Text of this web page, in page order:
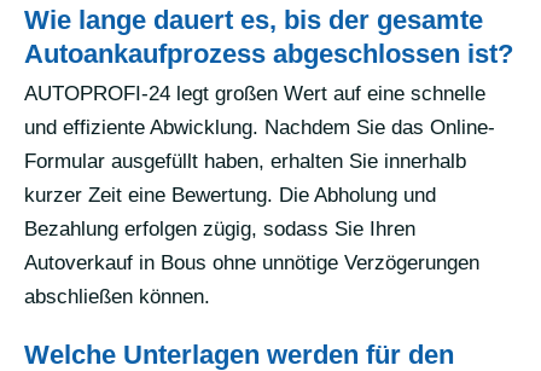
Wie lange dauert es, bis der gesamte
Autoankaufprozess abgeschlossen ist?
AUTOPROFI-24 legt großen Wert auf eine schnelle
und effiziente Abwicklung. Nachdem Sie das Online-
Formular ausgefüllt haben, erhalten Sie innerhalb
kurzer Zeit eine Bewertung. Die Abholung und
Bezahlung erfolgen zügig, sodass Sie Ihren
Autoverkauf in Bous ohne unnötige Verzögerungen
abschließen können.
Welche Unterlagen werden für den